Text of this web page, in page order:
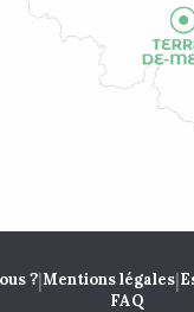
?|Mentions légales|
FAQ